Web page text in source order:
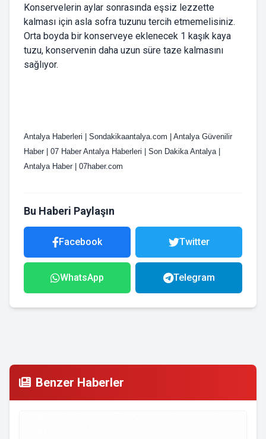
Konservelerin aylar sonrasında eşsiz lezzette
kalması için asla sofra tuzunu tercih etmemelisiniz.
Orta boyda bir konserveye eklenecek 1 kaşık kaya
tuzu, konservenin daha uzun süre taze kalmasını
sağlıyor.
Antalya Haberleri | Sondakikaantalya.com | Antalya Güvenilir
Haber | 07 Haber Antalya Haberleri | Son Dakika Antalya |
Antalya Haber | 07haber.com
Bu Haberi Paylaşın
Facebook Twitter
WhatsApp Telegram
Benzer Haberler